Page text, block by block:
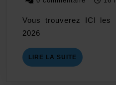
Vous trouverez ICI les
2026
LIRE LA SUITE LIRE
LA